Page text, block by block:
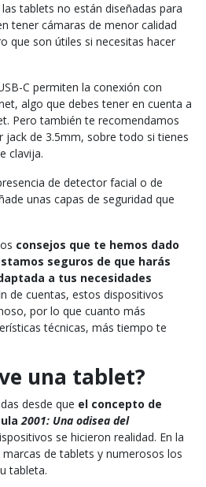
las tablets no están diseñadas para
tener cámaras de menor calidad
que son útiles si necesitas hacer
C permiten la conexión con
algo que debes tener en cuenta a
Pero también te recomendamos
jack de 3.5mm, sobre todo si tienes
clavija.
de detector facial o de
unas capas de seguridad que
consejos que te hemos dado
seguros de que harás
a tus necesidades
de cuentas, estos dispositivos
por lo que cuanto más
técnicas, más tiempo te
una tablet?
desde que el concepto de
2001: Una odisea del
se hicieron realidad. En la
de tablets y numerosos los
tableta.